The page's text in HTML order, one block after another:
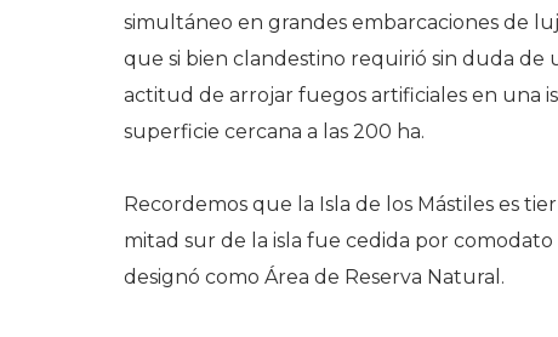
simultáneo en grandes embarcaciones de
que si bien clandestino requirió sin duda de
actitud de arrojar fuegos artificiales en una
superficie cercana a las 200 ha.
Recordemos que la Isla de los Mástiles es
mitad sur de la isla fue cedida por
designó como Área de Reserva Natural.